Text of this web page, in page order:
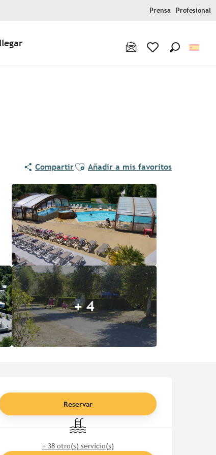
Prensa Profesional
CompartirAjouter aux favoris
Añadir a mis favoritos
+ 4
y datos de
Reservar
Piscina
+ 38 otro(s) servicio(s)